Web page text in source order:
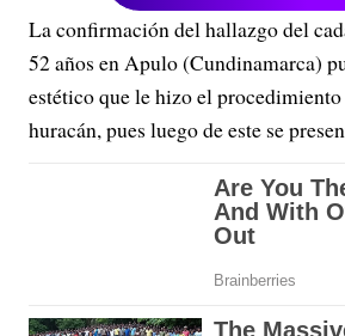
La confirmación del hallazgo del
52 años en Apulo (Cundinamarca)
estético que le hizo el
huracán, pues luego de este se